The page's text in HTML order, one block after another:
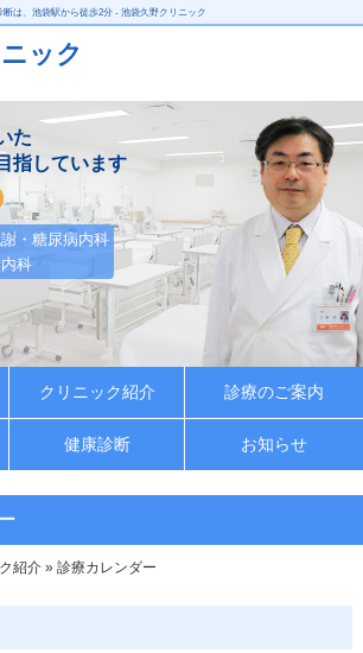
は、池袋駅から徒歩2分 - 池袋久野クリニック
ック
た
指しています
・糖尿病内科
科
クリニック紹介 診療のご案内
健康診断 お知らせ
紹介 » 診療カレンダー